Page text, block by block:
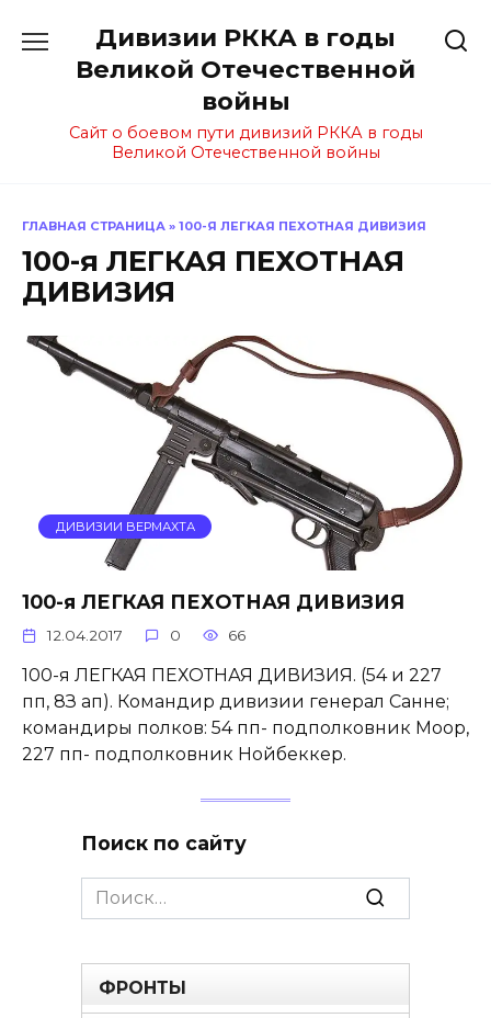
содержанию
Дивизии РККА в годы
Великой Отечественной
войны
Сайт о боевом пути дивизий РККА в годы
Великой Отечественной войны
ГЛАВНАЯ СТРАНИЦА » 100-Я ЛЕГКАЯ ПЕХОТНАЯ ДИВИЗИЯ
100-я ЛЕГКАЯ ПЕХОТНАЯ
ДИВИЗИЯ
ДИВИЗИИ ВЕРМАХТА
100-я ЛЕГКАЯ ПЕХОТНАЯ ДИВИЗИЯ
12.04.2017 0 66
100-я ЛЕГКАЯ ПЕХОТНАЯ ДИВИЗИЯ. (54 и 227
пп, 8З ап). Командир дивизии генерал Санне;
командиры полков: 54 пп- подполковник Моор,
227 пп- подполковник Нойбеккер.
Поиск по сайту
Search
for:
ФРОНТЫ